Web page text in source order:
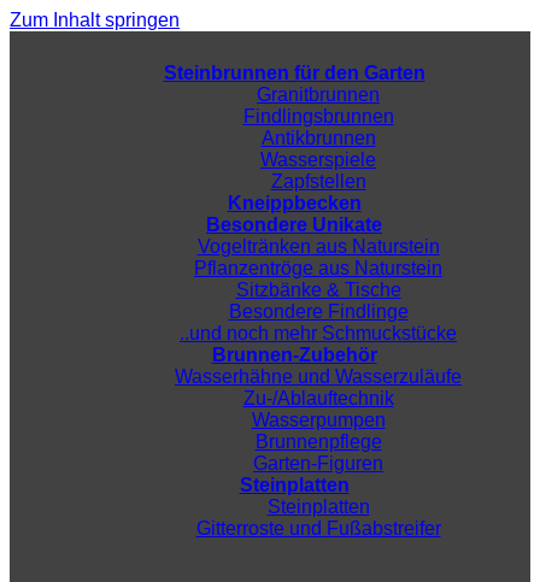
Zum Inhalt springen
Steinbrunnen für den Garten
Granitbrunnen
Findlingsbrunnen
Antikbrunnen
Wasserspiele
Zapfstellen
Kneippbecken
Besondere Unikate
Vogeltränken aus Naturstein
Pflanzentröge aus Naturstein
Sitzbänke & Tische
Besondere Findlinge
..und noch mehr Schmuckstücke
Brunnen-Zubehör
Wasserhähne und Wasserzuläufe
Zu-/Ablauftechnik
Wasserpumpen
Brunnenpflege
Garten-Figuren
Steinplatten
Steinplatten
Gitterroste und Fußabstreifer